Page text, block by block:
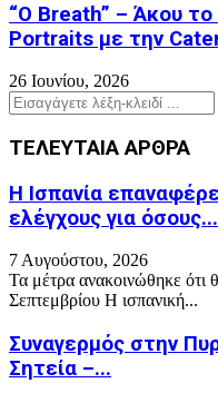
“O Breath” – Άκου
Portraits με την
26 Ιουνίου, 2026
Search
for:
ΤΕΛΕΥΤΑΙΑ ΑΡΘΡΑ
H Ισπανία
ελέγχους για όσους...
7 Αυγούστου, 2026
Τα μέτρα ανακοινώθηκε ότι
Σεπτεμβρίου Η ισπανική...
Συναγερμός στην
Σητεία –...